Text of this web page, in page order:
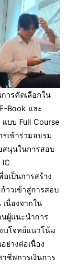
ารคัดเลือกใน
Book และ
บบ Full Course
เข้าร่วมอบรม
สนุนในการสอบ
อเป็นการสร้าง
าวเข้าสู่การสอบ
นื่องจากใน
ผู้แนะนำการ
บโจทย์แนวโน้ม
ย่างต่อเนื่อง
ชีพการเงินการ